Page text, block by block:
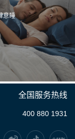
意睡
全国服务热线
400 880 1931